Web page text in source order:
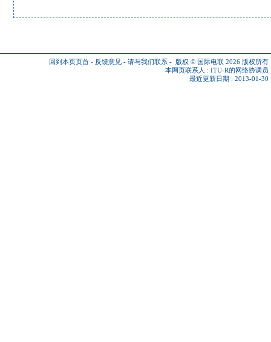
回到本页页首 - 反馈意见 - 请与我们联系 - 版权 © 国际电联 2026 版权所有
本网页联系人 : ITU-R的网络协调员
最近更新日期 : 2013-01-30